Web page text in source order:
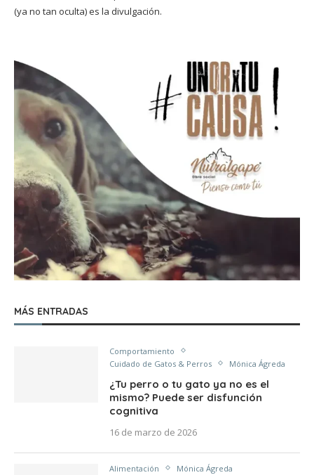
(ya no tan oculta) es la divulgación.
MÁS ENTRADAS
Comportamiento
Cuidado de Gatos & Perros
Mónica Ágreda
¿Tu perro o tu gato ya no es el
mismo? Puede ser disfunción
cognitiva
16 de marzo de 2026
Alimentación Mónica Ágreda